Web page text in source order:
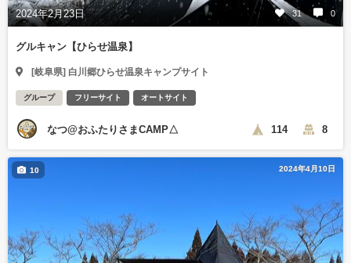
2024年2月23日 31 0
グルキャン【ひらせ温泉】
[岐阜県] 白川郷ひらせ温泉キャンプサイト
グループ フリーサイト オートサイト
なつ@おふたりさまCAMP△ 114 8
2024年4月10日
10